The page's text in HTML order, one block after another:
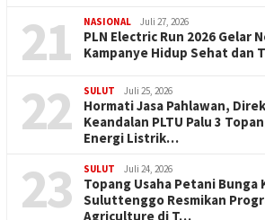
21 NASIONAL Juli 27, 2026
PLN Electric Run 2026 Gelar
Kampanye Hidup Sehat dan
22 SULUT Juli 25, 2026
Hormati Jasa Pahlawan,
Keandalan PLTU Palu 3
Energi Listrik…
23 SULUT Juli 24, 2026
Topang Usaha Petani Bunga
Suluttenggo Resmikan
Agriculture di T…